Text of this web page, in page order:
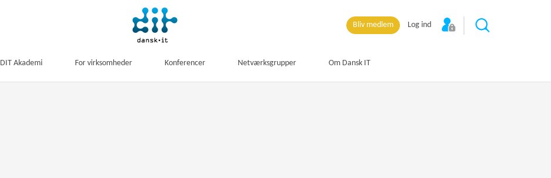
Bliv medlem Log ind
DIT Akademi For virksomheder Konferencer Netværksgrupper Om Dansk IT